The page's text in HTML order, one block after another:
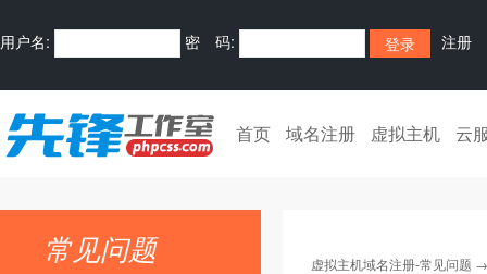
用户名: 密 码: 注册
首页 域名注册 虚拟主机 云
常见问题 虚拟主机域名注册-常见问题